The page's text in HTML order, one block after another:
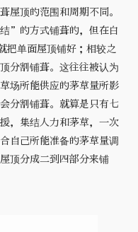
屋顶的范围和周期不同。
”的方式铺葺的，但在白
把单面屋顶铺好；相较之
分割铺葺。这往往被认为
场所能供应的茅草量所影
分割铺葺。就算是只有七
，集结人力和茅草，一次
自己所能准备的茅草量调
顶分成二到四部分来铺